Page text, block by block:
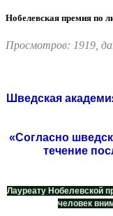
Нобелевская премия по
Просмотров: 1919,
Шведская
«Согласно
течение
Лауреату Нобелевской
человек